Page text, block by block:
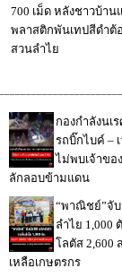
700 เม็ด หลังชาวบ้าน
พลาสติกพันเทปสีดำต้
สวนลำไย
กองกำลังนเ
รถบิ๊กไบค์ –
ไม่พบเจ้าขอ
ลักลอบข้ามแดน
“พาณิชย์”จั
ลำไย 1,000
โลตัส 2,600
เหลือเกษตรกร